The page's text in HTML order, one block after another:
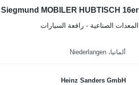
Siegmund MOBILER HUBTISCH 16er
المعدات الصناعية - رافعة السيارات
ألمانيا، Niederlangen
Heinz Sanders GmbH